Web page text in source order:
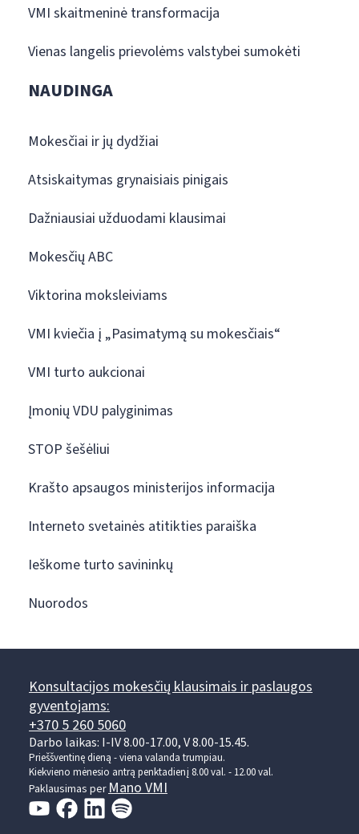
VMI skaitmeninė transformacija
Vienas langelis prievolėms valstybei sumokėti
NAUDINGA
Mokesčiai ir jų dydžiai
Atsiskaitymas grynaisiais pinigais
Dažniausiai užduodami klausimai
Mokesčių ABC
Viktorina moksleiviams
VMI kviečia į „Pasimatymą su mokesčiais“
VMI turto aukcionai
Įmonių VDU palyginimas
STOP šešėliui
Krašto apsaugos ministerijos informacija
Interneto svetainės atitikties paraiška
Ieškome turto savininkų
Nuorodos
Konsultacijos mokesčių klausimais ir paslaugos
gyventojams:
+370 5 260 5060
Darbo laikas: I-IV 8.00-17.00, V 8.00-15.45.
Prieššventinę dieną - viena valanda trumpiau.
Kiekvieno mėnesio antrą penktadienį 8.00 val. - 12.00 val.
Paklausimas per Mano VMI